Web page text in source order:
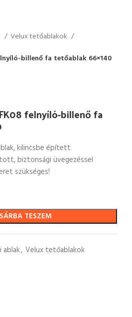
Velux tetőablakok
billenő fa tetőablak 66×140
felnyíló-billenő fa
kilincsbe épített
biztonsági üvegezéssel
szükséges!
TESZEM
, Velux tetőablakok